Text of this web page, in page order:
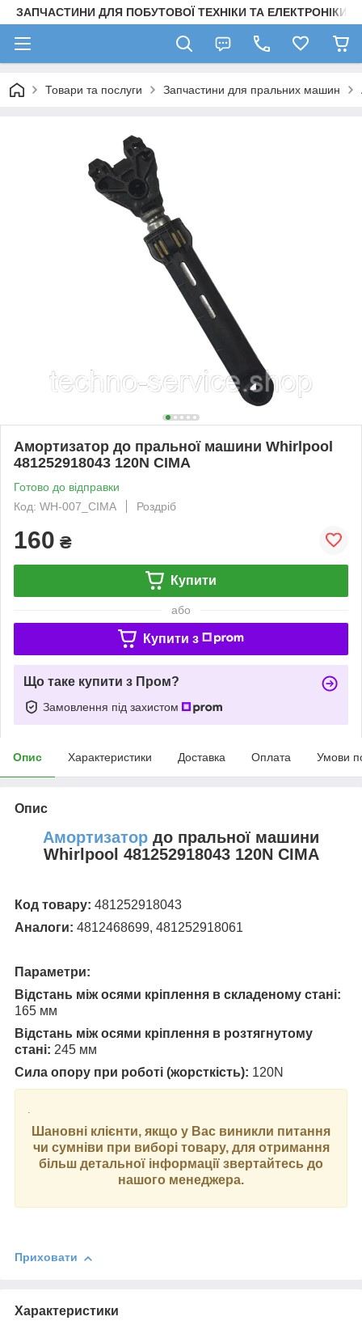
ЗАПЧАСТИНИ ДЛЯ ПОБУТОВОЇ ТЕХНІКИ ТА ЕЛЕКТРОНІКИ
Товари та послуги Запчастини для пральних машин
Амортизатор до пральної машини Whirlpool
481252918043 120N CIMA
Готово до відправки
Код: WH-007_CIMA
Роздріб
160 ₴
Купити
або
Купити з
Що таке купити з Пром?
Замовлення під захистом
Опис Характеристики Доставка Оплата Умови
Опис
Амортизатор до пральної машини
Whirlpool 481252918043 120N CIMA
Код товару: 481252918043
Аналоги: 4812468699, 481252918061
Параметри:
Відстань між осями кріплення в складеному стані:
165 мм
Відстань між осями кріплення в розтягнутому
стані: 245 мм
Сила опору при роботі (жорсткість): 120N
.
Шановні клієнти, якщо у Вас виникли питання
чи сумніви при виборі товару, для отримання
більш детальної інформації звертайтесь до
нашого менеджера.
Приховати
Характеристики